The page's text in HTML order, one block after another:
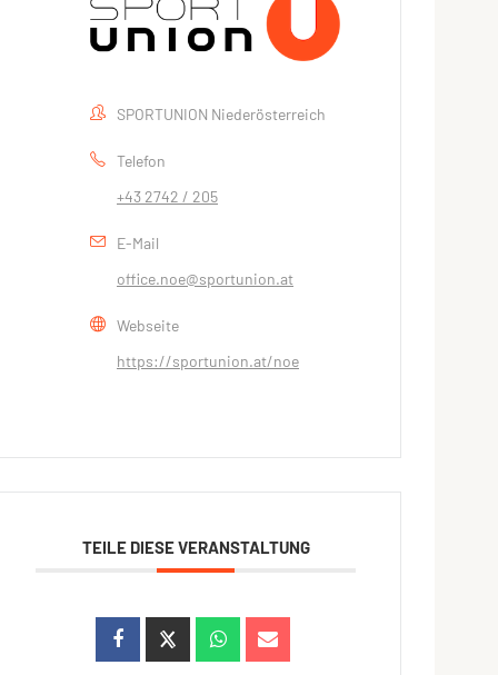
SPORTUNION Niederösterreich
Telefon
+43 2742 / 205
E-Mail
office.noe@sportunion.at
Webseite
https://sportunion.at/noe
TEILE DIESE VERANSTALTUNG